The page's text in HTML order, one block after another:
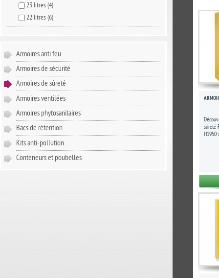
23 litres(4)
22 litres(6)
Armoires anti feu
Armoires de sécurité
Armoires de sûreté
Armoires ventilées
Armoires phytosanitaires
Bacs de rétention
Kits anti-pollution
Conteneurs et poubelles
sûreté
H1950